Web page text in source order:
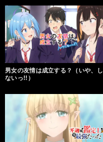
男女の友情は成立する？（いや、し
ないっ!!）